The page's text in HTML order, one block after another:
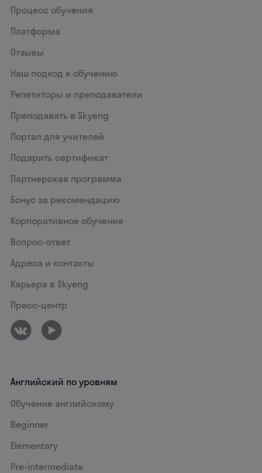
Процесс обучения
Платформа
Отзывы
Наш подход к обучению
Репетиторы и преподаватели
Преподавать в Skyeng
Портал для учителей
Подарить сертификат
Партнерская программа
Бонус за рекомендацию
Корпоративное обучение
Вопрос-ответ
Адреса и контакты
Карьера в Skyeng
Пресс-центр
Английский по уровням
Обучение английскому
Beginner
Elementary
Pre-intermediate